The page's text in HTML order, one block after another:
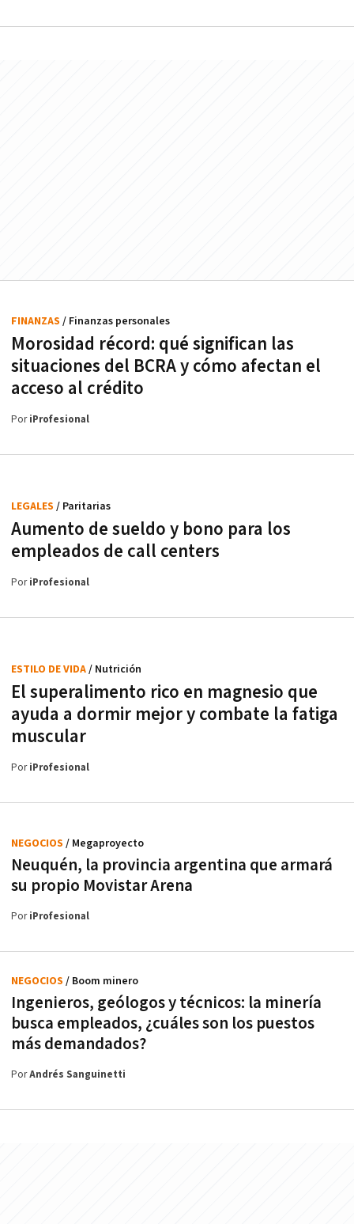
Morosidad récord: qué significan las
situaciones del BCRA y cómo afectan el
acceso al crédito
FINANZAS / Finanzas personales
PoriProfesional
Aumento de sueldo y bono para los
empleados de call centers
LEGALES / Paritarias
PoriProfesional
El superalimento rico en magnesio que
ayuda a dormir mejor y combate la fatiga
muscular
ESTILO DE VIDA/ Nutrición
PoriProfesional
Neuquén, la provincia argentina que armará
su propio Movistar Arena
NEGOCIOS / Megaproyecto
PoriProfesional
Ingenieros, geólogos y técnicos: la minería
busca empleados, ¿cuáles son los puestos
más demandados?
NEGOCIOS / Boom minero
PorAndrés Sanguinetti